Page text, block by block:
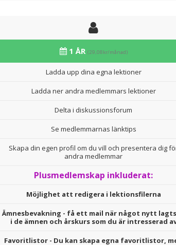
1 ÅR (29,08kr/månad)
Ladda upp dina egna lektioner
Ladda ner andra medlemmars lektioner
Delta i diskussionsforum
Se medlemmarnas länktips
Skapa din egen profil om du vill och presentera dig
andra medlemmar
Plusmedlemskap inkluderat:
Möjlighet att redigera i lektionsfilerna
Ämnesbevakning - få ett mail när något nytt
i de ämnen och årskurs som du är intresserad
Favoritlistor - Du kan skapa egna favoritlistor,